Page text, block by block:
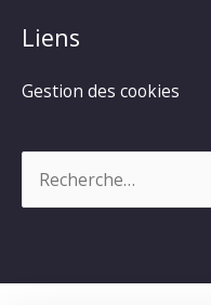
Liens
Gestion des cookies